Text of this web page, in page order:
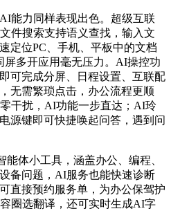
能力同样表现出色。超级互联
件搜索支持语义查找，输入文
定位PC、手机、平板中的文档
屏多开应用毫无压力。AI操控功
可完成分屏、日程设置、互联配
无需繁琐点击，办公流程更顺
干扰，AI功能一步直达；AI玲
源键即可快捷唤起问答，遇到问
能体小工具，涵盖办公、编程、
备问题，AI服务也能快速诊断
直接预约服务单，为办公保驾护
圈选翻译，还可实时生成AI字